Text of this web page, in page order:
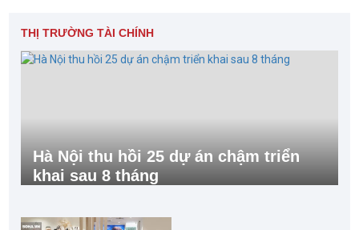
THỊ TRƯỜNG TÀI CHÍNH
Hà Nội thu hồi 25 dự án chậm triển
khai sau 8 tháng